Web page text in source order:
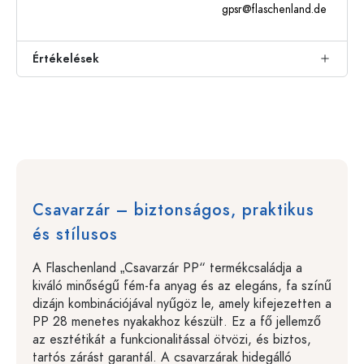
gpsr@flaschenland.de
Értékelések
Csavarzár – biztonságos, praktikus
és stílusos
A Flaschenland „Csavarzár PP“ termékcsaládja a
kiváló minőségű fém-fa anyag és az elegáns, fa színű
dizájn kombinációjával nyűgöz le, amely kifejezetten a
PP 28 menetes nyakakhoz készült. Ez a fő jellemző
az esztétikát a funkcionalitással ötvözi, és biztos,
tartós zárást garantál. A csavarzárak hidegálló